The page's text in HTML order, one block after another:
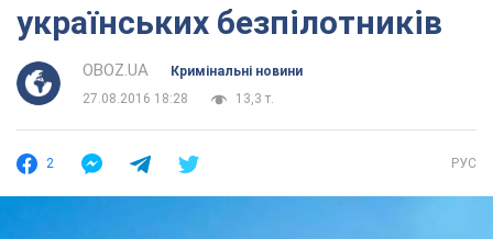
українських безпілотників
OBOZ.UA
Кримінальні новини
27.08.2016 18:28
13,3 т.
2 РУС